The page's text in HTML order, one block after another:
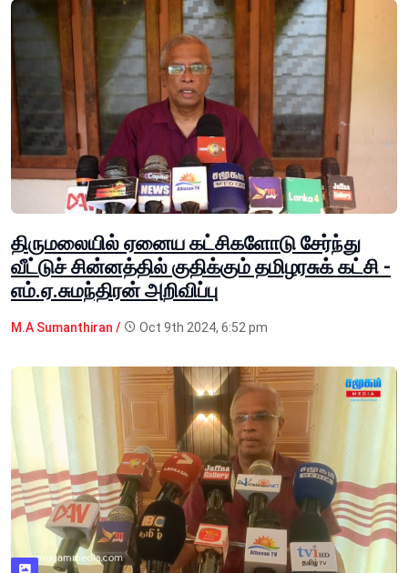
திருமலையில் ஏனைய கட்சிகளோடு சேர்ந்து
வீட்டுச் சின்னத்தில் குதிக்கும் தமிழரசுக் கட்சி -
எம்.ஏ.சுமந்திரன் அறிவிப்பு
M.A Sumanthiran / Oct 9th 2024, 6:52 pm